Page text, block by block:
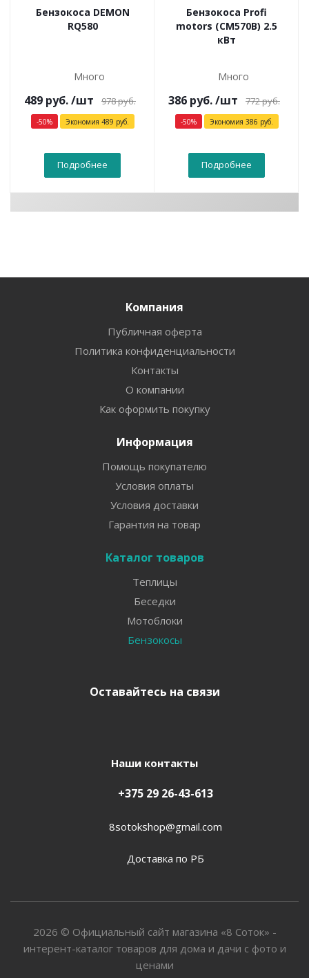
Бензокоса DEMON
RQ580
Много
489 руб./шт 978руб.
-50% Экономия 489 руб.
Подробнее
Бензокоса Profi
motors (CM570B) 2.5
кВт
Много
386 руб./шт 772руб.
-50% Экономия 386 руб.
Подробнее
Компания
Публичная оферта
Политика конфиденциальности
Контакты
О компании
Как оформить покупку
Информация
Помощь покупателю
Условия оплаты
Условия доставки
Гарантия на товар
Каталог товаров
Теплицы
Беседки
Мотоблоки
Бензокосы
Оставайтесь на связи
Наши контакты
+375 29 26-43-613
8sotokshop@gmail.com
Доставка по РБ
2026 © Официальный сайт магазина «8 Соток» -
интерент-каталог товаров для дома и дачи с фото и
ценами